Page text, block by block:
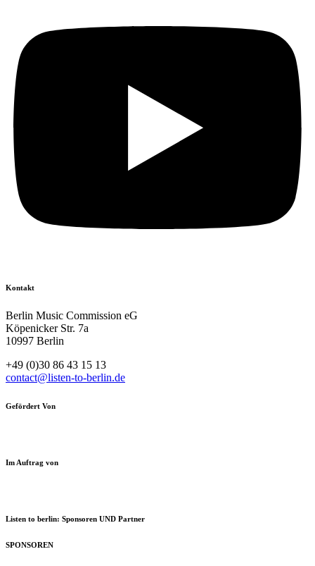
Kontakt
Berlin Music Commission eG
Köpenicker Str. 7a
10997 Berlin
+49 (0)30 86 43 15 13
contact@listen-to-berlin.de
Gefördert Von
Im Auftrag von
Listen to berlin: Sponsoren UND Partner
SPONSOREN